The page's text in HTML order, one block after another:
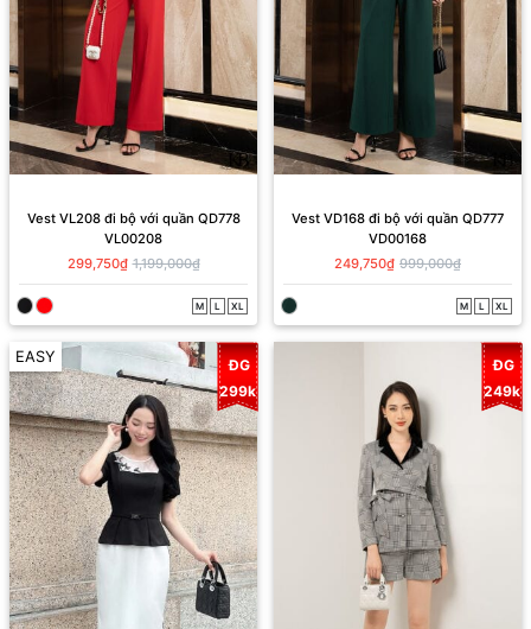
Vest VL208 đi bộ với quần QD778
VL00208
299,750₫ 1,199,000₫
M L XL
Vest VD168 đi bộ với quần QD777
VD00168
249,750₫ 999,000₫
M L XL
EASY
ĐG
299k
ĐG
249k